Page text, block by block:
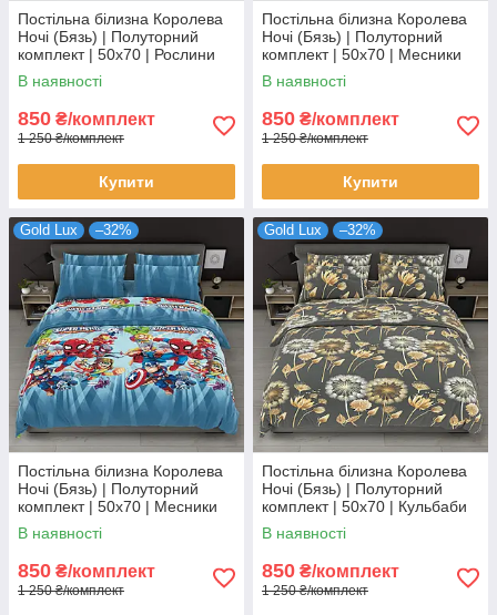
Постільна білизна Королева
Ночі (Бязь) | Полуторний
комплект | 50х70 | Рослини
на світлому
В наявності
850 ₴/комплект
1 250 ₴/комплект
Купити
Постільна білизна Королева
Ночі (Бязь) | Полуторний
комплект | 50х70 | Месники
на сірому
В наявності
850 ₴/комплект
1 250 ₴/комплект
Купити
Gold Lux –32%
Постільна білизна Королева
Ночі (Бязь) | Полуторний
комплект | 50х70 | Месники
на блакитному
В наявності
850 ₴/комплект
1 250 ₴/комплект
Gold Lux –32%
Постільна білизна Королева
Ночі (Бязь) | Полуторний
комплект | 50х70 | Кульбаби
на сірому
В наявності
850 ₴/комплект
1 250 ₴/комплект